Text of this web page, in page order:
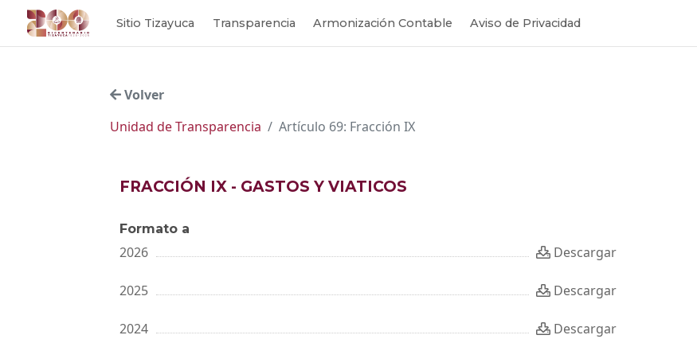
Sitio Tizayuca Transparencia Armonización Contable Aviso de Privacidad
Volver
Unidad de Transparencia
Artículo 69: Fracción IX
FRACCIÓN IX - GASTOS Y VIATICOS
Formato a
2026 Descargar
2025 Descargar
2024 Descargar